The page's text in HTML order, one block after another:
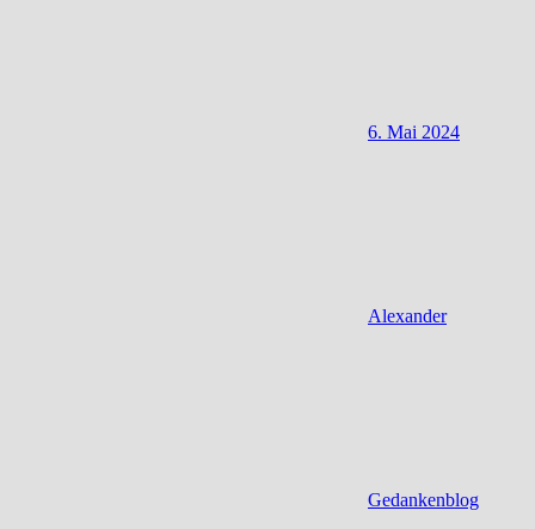
6. Mai 2024
Alexander
Gedankenblog